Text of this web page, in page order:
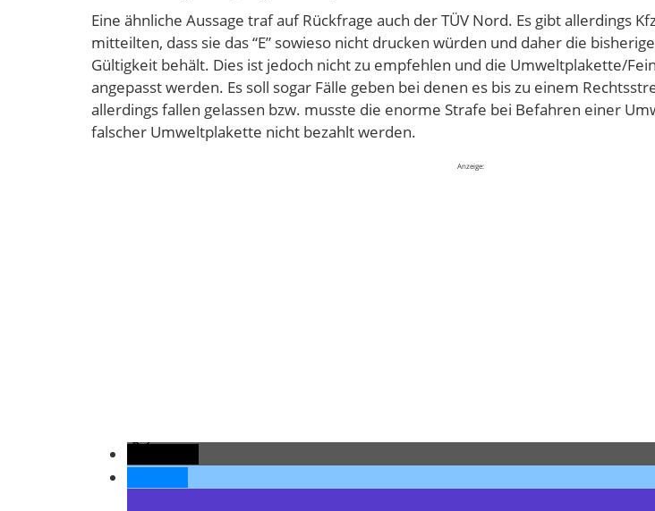
Eine ähnliche Aussage traf auf Rückfrage auch der TÜV Nord. Es gibt allerdings
mitteilten, dass sie das “E” sowieso nicht drucken würden und daher die
Gültigkeit behält. Dies ist jedoch nicht zu empfehlen und die Umweltplakette/
angepasst werden. Es soll sogar Fälle geben bei denen es bis zu einem
allerdings fallen gelassen bzw. musste die enorme Strafe bei Befahren einer
falscher Umweltplakette nicht bezahlt werden.
Anzeige: